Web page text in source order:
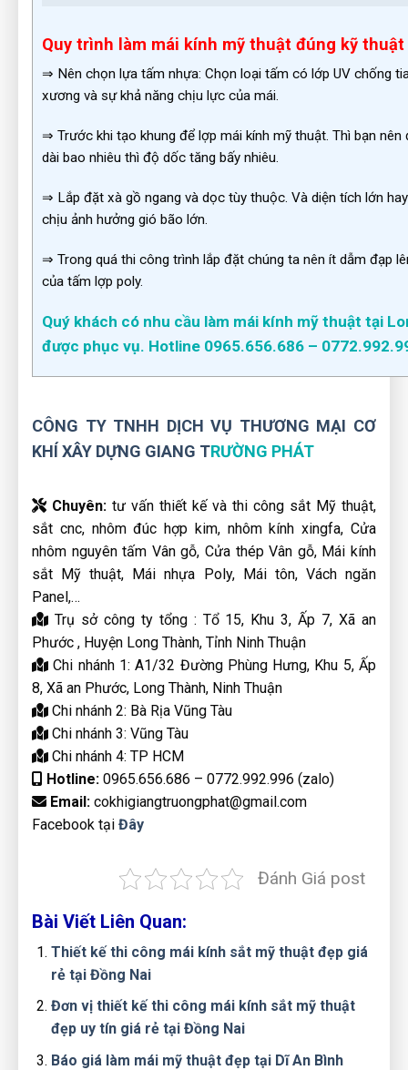
Quy trình làm mái kính mỹ thuật đúng kỹ
⇒ Nên chọn lựa tấm nhựa: Chọn loại tấm có lớp UV chống
xương và sự khả năng chịu lực của mái.
⇒ Trước khi tạo khung để lợp mái kính mỹ thuật. Thì bạn
dài bao nhiêu thì độ dốc tăng bấy nhiêu.
⇒ Lắp đặt xà gồ ngang và dọc tùy thuộc. Và diện tích lớn
chịu ảnh hưởng gió bão lớn.
⇒ Trong quá thi công trình lắp đặt chúng ta nên ít dẫm đạp
của tấm lợp poly.
Quý khách có nhu cầu làm mái kính mỹ thuật tại
được phục vụ. Hotline 0965.656.686 –
CÔNG TY TNHH DỊCH VỤ THƯƠNG MẠI CƠ
KHÍ XÂY DỰNG GIANG TRƯỜNG PHÁT
Chuyên: tư vấn thiết kế và thi công sắt Mỹ thuật,
sắt cnc, nhôm đúc hợp kim, nhôm kính xingfa, Cửa
nhôm nguyên tấm Vân gỗ, Cửa thép Vân gỗ, Mái kính
sắt Mỹ thuật, Mái nhựa Poly, Mái tôn, Vách ngăn
Panel,…
Trụ sở công ty tổng : Tổ 15, Khu 3, Ấp 7, Xã an
Phước , Huyện Long Thành, Tỉnh Ninh Thuận
Chi nhánh 1: A1/32 Đường Phùng Hưng, Khu 5, Ấp
8, Xã an Phước, Long Thành, Ninh Thuận
Chi nhánh 2: Bà Rịa Vũng Tàu
Chi nhánh 3: Vũng Tàu
Chi nhánh 4: TP HCM
Hotline: 0965.656.686 – 0772.992.996 (zalo)
Email: cokhigiangtruongphat@gmail.com
Facebook tại Đây
Đánh Giá post
Bài Viết Liên Quan:
Thiết kế thi công mái kính sắt mỹ thuật đẹp giá
rẻ tại Đồng Nai
Đơn vị thiết kế thi công mái kính sắt mỹ thuật
đẹp uy tín giá rẻ tại Đồng Nai
Báo giá làm mái mỹ thuật đẹp tại Dĩ An Bình